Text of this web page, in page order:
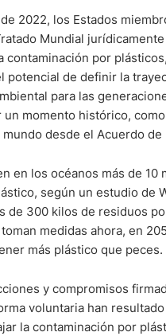
2022, los Estados
Mundial jurídicamente
contaminación por
potencial de definir la
para las
un momento histórico,
desde el Acuerdo de
en los océanos más de 10
según un estudio de
de 300 kilos de residuos
medidas ahora, en
más plástico que peces.
y compromisos
voluntaria han resultado
la contaminación por